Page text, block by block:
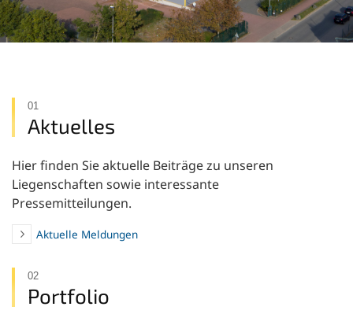
01
Aktuelles
Hier finden Sie aktuelle Beiträge zu unseren
Liegenschaften sowie interessante
Pressemitteilungen.
Aktuelle Meldungen
02
Portfolio